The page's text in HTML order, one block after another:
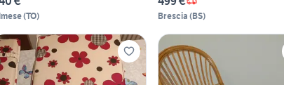
(TO) Brescia (BS)